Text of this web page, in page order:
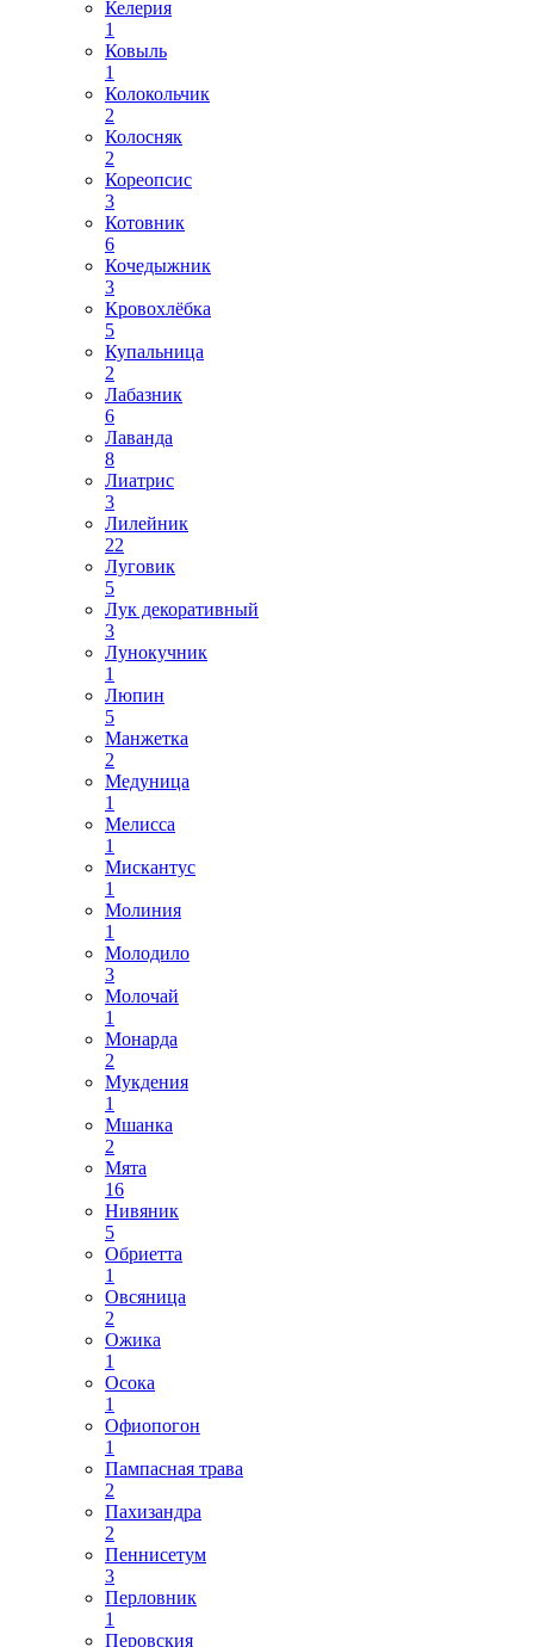
Келерия
1
Ковыль
1
Колокольчик
2
Колосняк
2
Кореопсис
3
Котовник
6
Кочедыжник
3
Кровохлёбка
5
Купальница
2
Лабазник
6
Лаванда
8
Лиатрис
3
Лилейник
22
Луговик
5
Лук декоративный
3
Лунокучник
1
Люпин
5
Манжетка
2
Медуница
1
Мелисса
1
Мискантус
1
Молиния
1
Молодило
3
Молочай
1
Монарда
2
Мукдения
1
Мшанка
2
Мята
16
Нивяник
5
Обриетта
1
Овсяница
2
Ожика
1
Осока
1
Офиопогон
1
Пампасная трава
2
Пахизандра
2
Пеннисетум
3
Перловник
1
Перовския